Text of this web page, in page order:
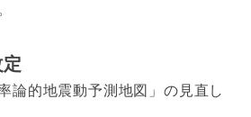
論的地震動予測地図」の見直し